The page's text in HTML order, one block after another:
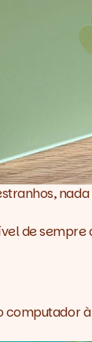
de sempre